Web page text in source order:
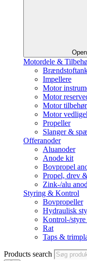
Motordele &
Impellere
Motor
Motor
Motor tilbehør
Motor
Propeller
Slanger &
Offeranoder
Aluanoder
Anode kit
Bovpropel
Propel, drev
Zink-/alu
Styring & Kontrol
Bovpropeller
Hydraulisk
Kontrol-/
Rat
Taps &
Products search